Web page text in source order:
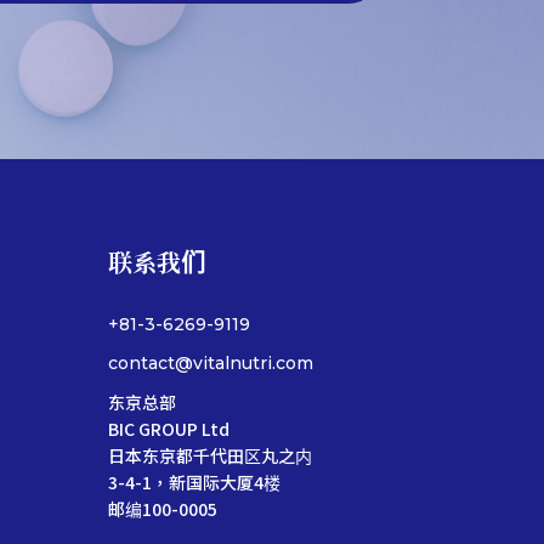
联系我们
+81-3-6269-9119
contact@vitalnutri.com
东京总部
BIC GROUP Ltd
日本东京都千代田区丸之内
3-4-1，新国际大厦4楼
邮编100-0005